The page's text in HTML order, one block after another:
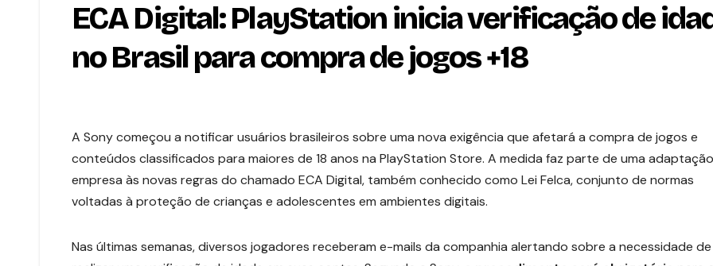
ECA Digital: PlayStation inicia verificação de
no Brasil para compra de jogos +18
A Sony começou a notificar usuários brasileiros sobre uma nova exigência que afetará a compra de jogos e
conteúdos classificados para maiores de 18 anos na PlayStation Store. A medida faz parte de uma
empresa às novas regras do chamado ECA Digital, também conhecido como Lei Felca, conjunto de normas
voltadas à proteção de crianças e adolescentes em ambientes digitais.
Nas últimas semanas, diversos jogadores receberam e-mails da companhia alertando sobre a necessidade de